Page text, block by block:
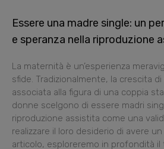
Essere una madre single: un
e speranza nella riproduzione
La maternità è un’esperienza
sfide. Tradizionalmente, la crescita
associata alla figura di una coppia
donne scelgono di essere madri
riproduzione assistita come una
realizzare il loro desiderio di avere
articolo, esploreremo in profondità il